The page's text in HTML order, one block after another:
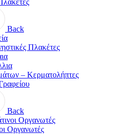
Back
Πλακέτες
– Κερματολήπτες
Back
Οργανωτές
Οργανωτές